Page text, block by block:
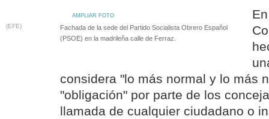
AMPLIAR FOTO
(EFE)
Fachada de la sede del Partido Socialista Obrero Español
(PSOE) en la madrileña calle de Ferraz.
considera "lo más normal y lo más
"obligación" por parte de los
llamada de cualquier ciudadano o